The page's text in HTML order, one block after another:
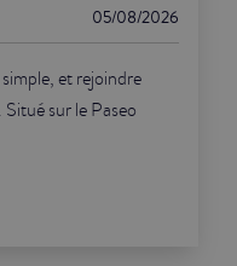
05/08/2026
et rejoindre
sur le Paseo